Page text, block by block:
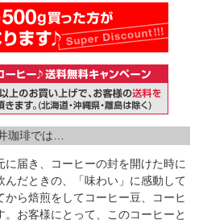
珈琲では…
届き、コーヒーの封を開けた時に
んだときの、「味わい」に感動して
ら焙煎をしてコーヒー豆、コーヒ
お客様にとって、このコーヒーと